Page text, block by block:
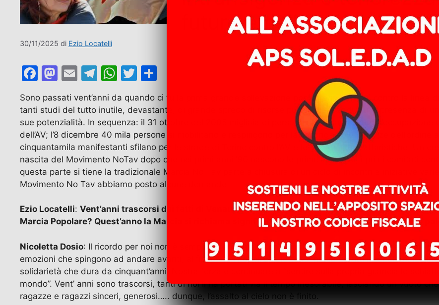
futuro è nella nostra lotta”
30/11/2025 di Ezio Locatelli
F
c
e
b
o
o
k
M
st
o
d
o
n
E
ai
l
T
el
e
gr
a
m
W
at
s
A
p
p
T
w
itt
er
o
n
di
vi
di
Sono passati vent’anni da quando ci fu la prima grande sollevazione popolare in Valsusa contro la linea
tanti studi del tutto inutile, devastante, di grande spreco di risorse pubbliche, per di più in presenza di
sue potenzialità. In sequenza: il 31 ottobre del 2005 migliaia di persone si rivoltano contro l’occupazione
dell’AV; l’8 dicembre 40 mila persone si mobilitano e respingono per la seconda volta le forze dell’ordine
cinquantamila manifestanti sfilano per le strade di Torino contro l’AV e le grandi opere affaristiche. Un
nascita del Movimento NoTav dopo che nei primi anni ‘90 nascono le prime iniziative, i primi comitati
questa parte si tiene la tradizionale Marcia No Tav parte a chiusura di un ciclo di incontri e iniziative
Movimento No Tav abbiamo posto alcune domande.
Ezio Locatelli: Vent’anni trascorsi dai fatti di Venaus sono tanti. Qual è il significato del ritrovarsi
Marcia Popolare? Quest’anno la Marcia si richiama significativamente anche alla lotta del popolo
Nicoletta Dosio: Il ricordo per noi non è semplicemente malinconica rimembranza: è esaminare e
emozioni che spingono ad andare avanti, al fianco dei popoli che lottano, prima di tutti il popolo
solidarietà che dura da cinquant’anni. Nostra forza è continuare a “sentire sulla propria guancia lo
mondo”. Vent’ anni sono trascorsi, tanti di noi li ha portati via il tempo inesorabile, lasciando un vuoto
ragazze e ragazzi sinceri, generosi….. dunque, l’assalto al cielo non è finito.